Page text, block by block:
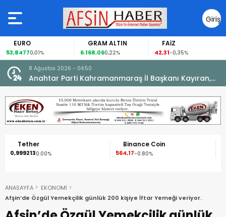
Giriş
Yap
GRAM ALTIN
6.168,06 0,22%
FAİZ
42,31 88,60
8 Ağustos 2026 - 04:50
Anahtar Parti Kahramanmaraş İl Başkanı Kayıran,
Afşin Teşkilatı ile buluştu.
ANASAYFA
EKONOMİ
Afşin’de Özgül Yemekçilik günlük 200 kişiye İftar Yemeği veriyor.